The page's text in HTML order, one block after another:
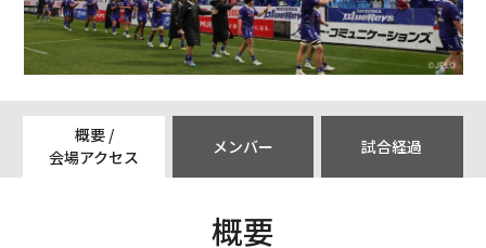
概要 /
会場アクセス
メンバー 試合経過
概要